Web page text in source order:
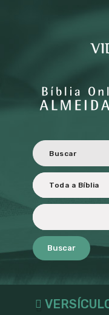
Buscar
BÍBLIA
Revisada e atualizada ao